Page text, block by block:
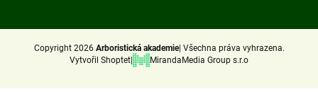
Vytvořil Shoptet MirandaMedia Group s.r.o
Copyright 2026 Arboristická akademie Všechna práva vyhrazena.